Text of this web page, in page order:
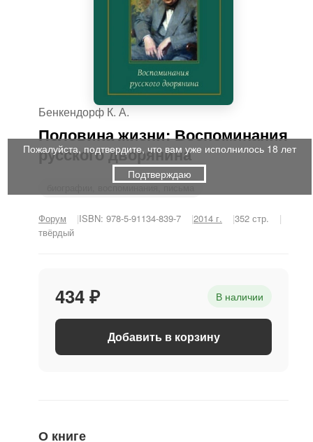
Бенкендорф К. А.
Половина жизни: Воспоминания
русского дворянина
Форум ISBN: 978-5-91134-839-7 2014 г.
352 стр.
твёрдый
434 ₽ В наличии
Добавить в корзину
О книге
Пожалуйста, подтвердите, что вам уже исполнилось 18 лет
Подтверждаю